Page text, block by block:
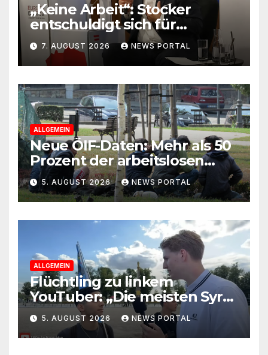
„Keine Arbeit“: Stocker
entschuldigt sich für
Skandal-Aussage zu
Kindererziehung
7. AUGUST 2026 NEWS PORTAL
ALLGEMEIN
Neue ÖIF-Daten: Mehr als 50
Prozent der arbeitslosen
Ausländer leben in Wien!
5. AUGUST 2026 NEWS PORTAL
ALLGEMEIN
Flüchtling zu linkem
YouTuber: „Die meisten Syrer
kommen wegen der
Sozialleistungen“
5. AUGUST 2026 NEWS PORTAL